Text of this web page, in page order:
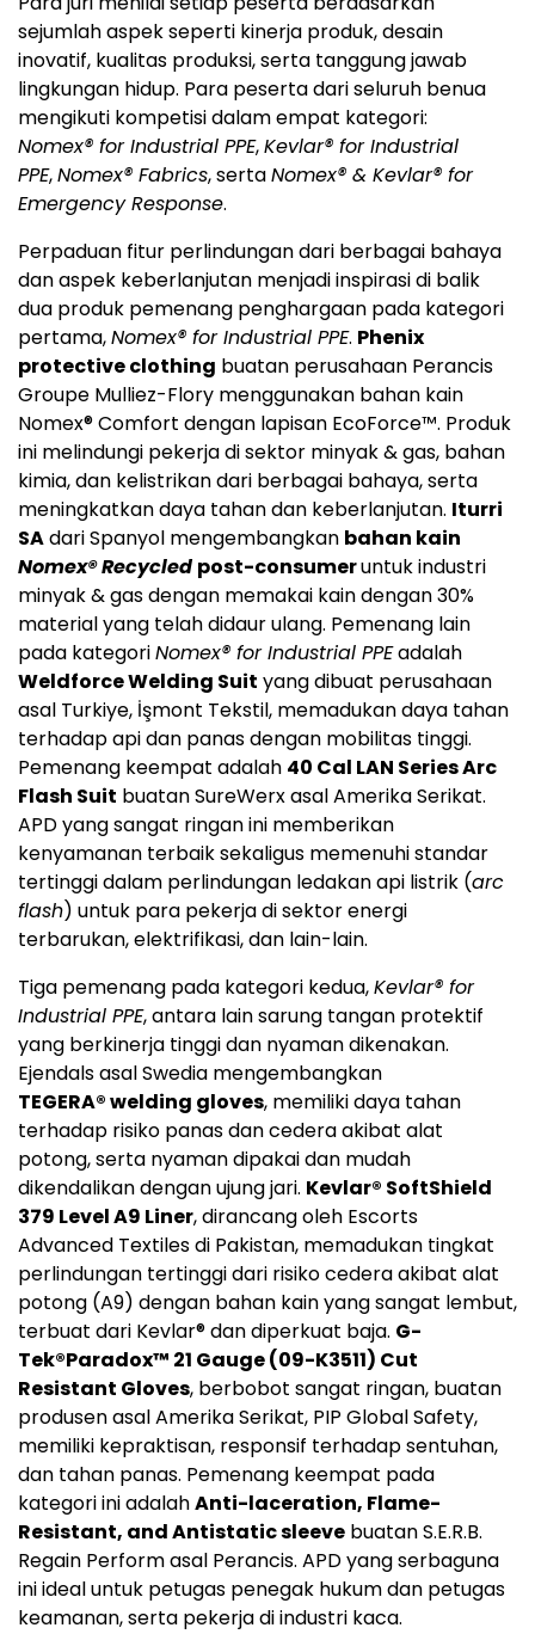
sejumlah aspek seperti kinerja produk, desain
inovatif, kualitas produksi, serta tanggung jawab
lingkungan hidup. Para peserta dari seluruh benua
mengikuti kompetisi dalam empat kategori:
Nomex® for Industrial PPE,Kevlar® for Industrial
PPE,Nomex® Fabrics, sertaNomex® & Kevlar® for
Emergency Response.
Perpaduan fitur perlindungan dari berbagai bahaya
dan aspek keberlanjutan menjadi inspirasi di balik
dua produk pemenang penghargaan pada kategori
pertama,Nomex® for Industrial PPE. Phenix
protective clothing buatan perusahaan Perancis
Groupe Mulliez-Flory menggunakan bahan kain
Nomex® Comfort dengan lapisan EcoForce™. Produk
ini melindungi pekerja di sektor minyak & gas, bahan
kimia, dan kelistrikan dari berbagai bahaya, serta
meningkatkan daya tahan dan keberlanjutan. Iturri
SAdari Spanyol mengembangkan bahan kain
Nomex® Recycled post-consumeruntuk industri
minyak & gas dengan memakai kain dengan 30%
material yang telah didaur ulang. Pemenang lain
pada kategoriNomex® for Industrial PPEadalah
Weldforce Welding Suit yang dibuat perusahaan
asal Turkiye, İşmont Tekstil, memadukan daya tahan
terhadap api dan panas dengan mobilitas tinggi.
Pemenang keempat adalah 40 Cal LAN Series Arc
Flash Suit buatan SureWerx asal Amerika Serikat.
APD yang sangat ringan ini memberikan
kenyamanan terbaik sekaligus memenuhi standar
tertinggi dalam perlindungan ledakan api listrik (arc
flash) untuk para pekerja di sektor energi
terbarukan, elektrifikasi, dan lain-lain.
Tiga pemenang pada kategori kedua,Kevlar® for
Industrial PPE, antara lain sarung tangan protektif
yang berkinerja tinggi dan nyaman dikenakan.
Ejendals asal Swedia mengembangkan
TEGERA®welding gloves, memiliki daya tahan
terhadap risiko panas dan cedera akibat alat
potong, serta nyaman dipakai dan mudah
dikendalikan dengan ujung jari. Kevlar® SoftShield
379 Level A9 Liner, dirancang oleh Escorts
Advanced Textiles di Pakistan, memadukan tingkat
perlindungan tertinggi dari risiko cedera akibat alat
potong (A9) dengan bahan kain yang sangat lembut,
terbuat dari Kevlar®dan diperkuat baja. G-
Tek®Paradox™ 21 Gauge (09-K3511) Cut
Resistant Gloves, berbobot sangat ringan, buatan
produsen asal Amerika Serikat, PIP Global Safety,
memiliki kepraktisan, responsif terhadap sentuhan,
dan tahan panas. Pemenang keempat pada
kategori ini adalahAnti-laceration, Flame-
Resistant, and Antistatic sleeve buatan S.E.R.B.
Regain Perform asal Perancis. APD yang serbaguna
ini ideal untuk petugas penegak hukum dan petugas
keamanan, serta pekerja di industri kaca.